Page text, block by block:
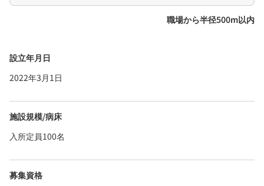
職場から半径500m以内
設立年月日
2022年3月1日
施設規模/病床
入所定員100名
募集資格